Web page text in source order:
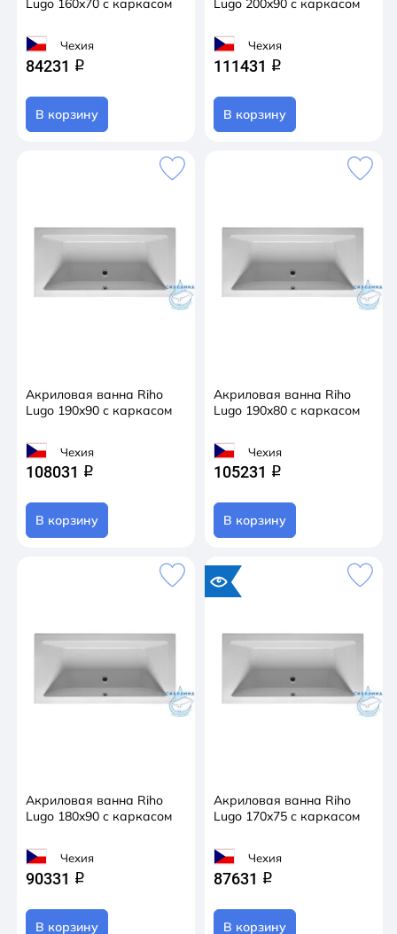
Lugo 160x70 с каркасом
Чехия
84231 q
В корзину
Lugo 200x90 с каркасом
Чехия
111431 q
В корзину
Акриловая ванна Riho
Lugo 190x90 с каркасом
Чехия
108031 q
В корзину
Акриловая ванна Riho
Lugo 190x80 с каркасом
Чехия
105231 q
В корзину
Акриловая ванна Riho
Lugo 180x90 с каркасом
Чехия
90331 q
В корзину
Акриловая ванна Riho
Lugo 170x75 с каркасом
Чехия
87631 q
В корзину